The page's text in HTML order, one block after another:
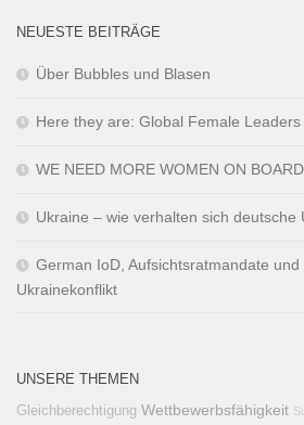
NEUESTE BEITRÄGE
Über Bubbles und Blasen
Here they are: Global Female Leaders
WE NEED MORE WOMEN ON
Ukraine – wie verhalten sich deutsche
German IoD, Aufsichtsratmandate
Ukrainekonflikt
UNSERE THEMEN
Gleichberechtigung Wettbewerbsfähigkeit